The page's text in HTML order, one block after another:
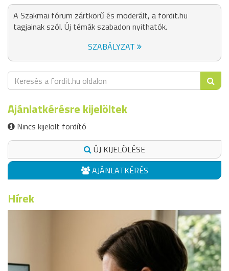
A Szakmai fórum zártkörű és moderált, a fordit.hu
tagjainak szól. Új témák szabadon nyithatók.
SZABÁLYZAT
Ajánlatkérésre kijelöltek
Nincs kijelölt fordító
ÚJ KIJELÖLÉSE
AJÁNLATKÉRÉS
Hírek